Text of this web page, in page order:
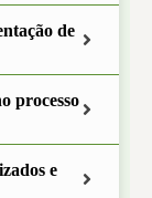
de
processo
e